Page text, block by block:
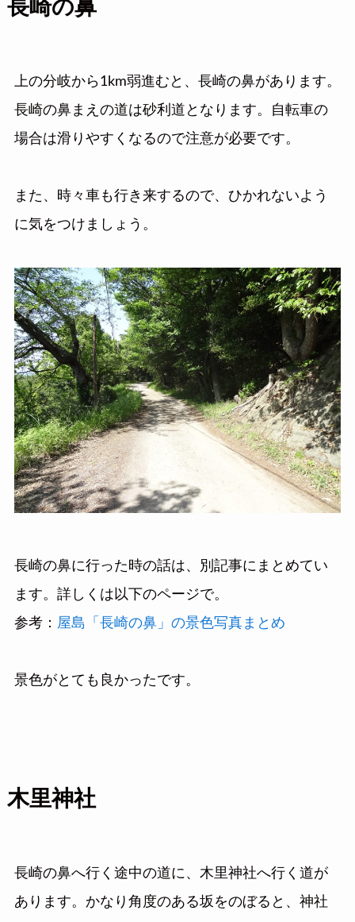
長崎の鼻
上の分岐から1km弱進むと、長崎の鼻があります。
長崎の鼻まえの道は砂利道となります。自転車の
場合は滑りやすくなるので注意が必要です。
また、時々車も行き来するので、ひかれないよう
に気をつけましょう。
長崎の鼻に行った時の話は、別記事にまとめてい
ます。詳しくは以下のページで。
参考： 屋島「長崎の鼻」の景色写真まとめ
景色がとても良かったです。
木里神社
長崎の鼻へ行く途中の道に、木里神社へ行く道が
あります。かなり角度のある坂をのぼると、神社